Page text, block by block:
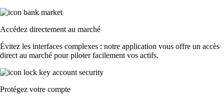
Accédez directement au marché
Évitez les interfaces complexes : notre application vous offre un accès
direct au marché pour piloter facilement vos actifs.
Protégez votre compte